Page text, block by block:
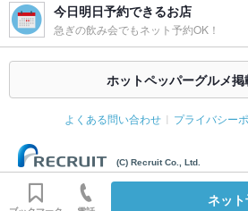
今日明日予約できるお店
急ぎの飲み会でもネット予約OK！
ホットペッパーグルメ
よくある問い合わせ プライバシー
(C) Recruit Co., Ltd.
ネッ